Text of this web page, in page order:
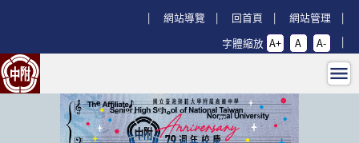
網站導覽
回首頁
網站管理
字體縮放 A+ A A-
【115資優鑑定】115學年度學術性